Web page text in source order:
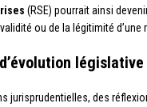
(RSE) pourrait ainsi
ou de la légitimité d’une
législative
jurisprudentielles, des